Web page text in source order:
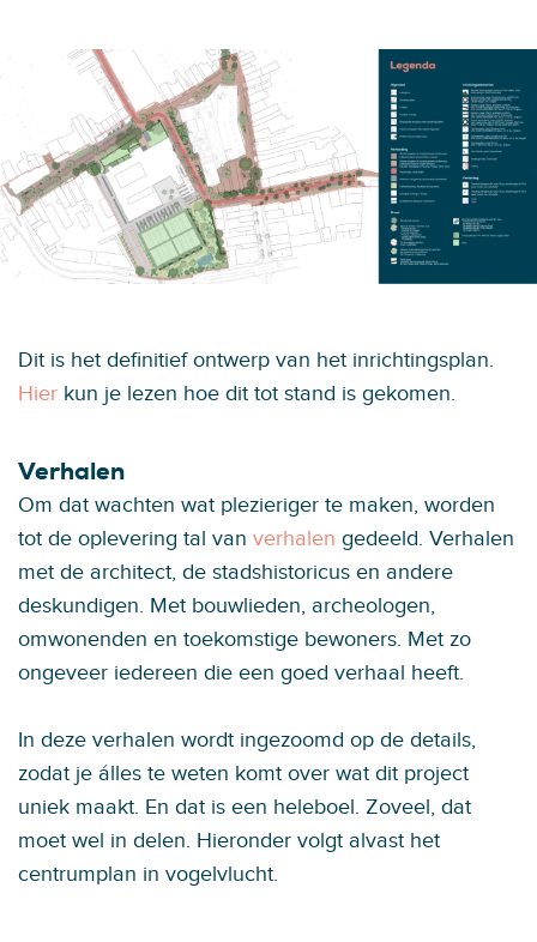
Dit is het definitief ontwerp van het inrichtingsplan.
Hier kun je lezen hoe dit tot stand is gekomen.
Verhalen
Om dat wachten wat plezieriger te maken, worden
tot de oplevering tal van verhalen gedeeld. Verhalen
met de architect, de stadshistoricus en andere
deskundigen. Met bouwlieden, archeologen,
omwonenden en toekomstige bewoners. Met zo
ongeveer iedereen die een goed verhaal heeft.
In deze verhalen wordt ingezoomd op de details,
zodat je álles te weten komt over wat dit project
uniek maakt. En dat is een heleboel. Zoveel, dat
moet wel in delen. Hieronder volgt alvast het
centrumplan in vogelvlucht.